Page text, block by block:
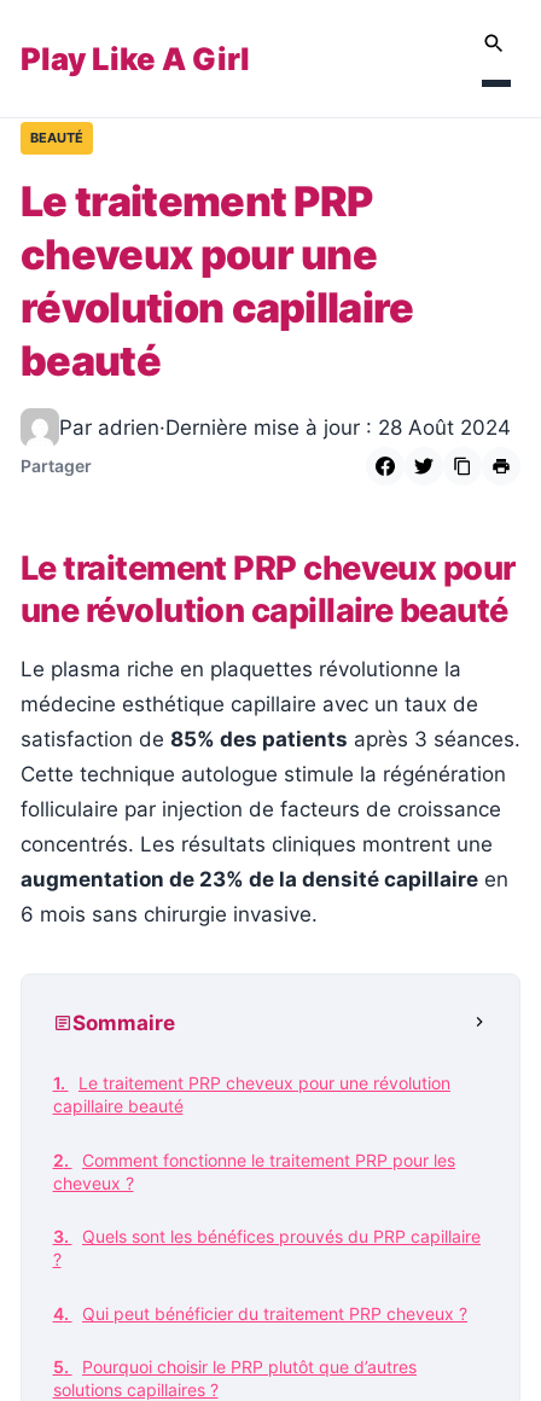
Play Like A Girl
BEAUTÉ
Le traitement PRP
cheveux pour une
révolution capillaire
beauté
Par adrien·Dernière mise à jour : 28 Août 2024
Partager
Le traitement PRP cheveux pour
une révolution capillaire beauté
Le plasma riche en plaquettes révolutionne la
médecine esthétique capillaire avec un taux de
satisfaction de 85% des patients après 3 séances.
Cette technique autologue stimule la régénération
folliculaire par injection de facteurs de croissance
concentrés. Les résultats cliniques montrent une
augmentation de 23% de la densité capillaire en
6 mois sans chirurgie invasive.
Sommaire
Le traitement PRP cheveux pour une révolution
capillaire beauté
Comment fonctionne le traitement PRP pour les
cheveux ?
Quels sont les bénéfices prouvés du PRP capillaire
?
Qui peut bénéficier du traitement PRP cheveux ?
Pourquoi choisir le PRP plutôt que d’autres
solutions capillaires ?